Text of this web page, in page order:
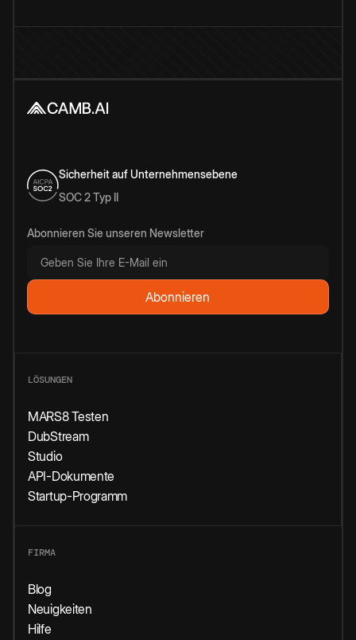
Sicherheit auf Unternehmensebene
SOC 2 Typ II
Abonnieren Sie unseren Newsletter
LÖSUNGEN
MARS8 Testen
DubStream
Studio
API-Dokumente
Startup-Programm
FIRMA
Blog
Neuigkeiten
Hilfe